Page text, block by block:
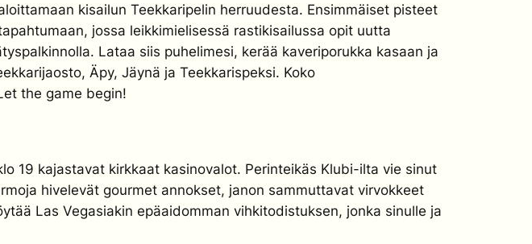
kisailun Teekkaripelin herruudesta. Ensimmäiset pisteet
jossa leikkimielisessä rastikisailussa opit uutta
Lataa siis puhelimesi, kerää kaveriporukka kasaan ja
Äpy, Jäynä ja Teekkarispeksi. Koko
the game begin!
19 kajastavat kirkkaat kasinovalot. Perinteikäs Klubi-ilta vie sinut
hivelevät gourmet annokset, janon sammuttavat virvokkeet
Las Vegasiakin epäaidomman vihkitodistuksen, jonka sinulle ja